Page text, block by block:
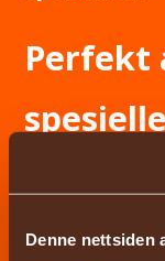
Denne nettsiden
Enten det
anledning,